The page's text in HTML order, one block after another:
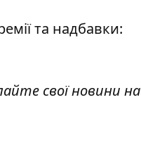
та надбавки:
свої новини на